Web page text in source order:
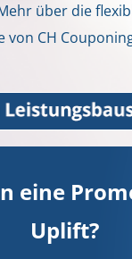
über die
von CH
eine
Uplift?